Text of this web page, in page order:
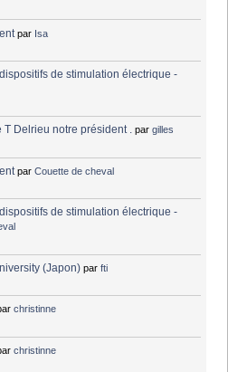
par Isa
de stimulation électrique -
T Delrieu notre président . pargilles
parCouette de cheval
de stimulation électrique -
(Japon) parfti
christinne
christinne